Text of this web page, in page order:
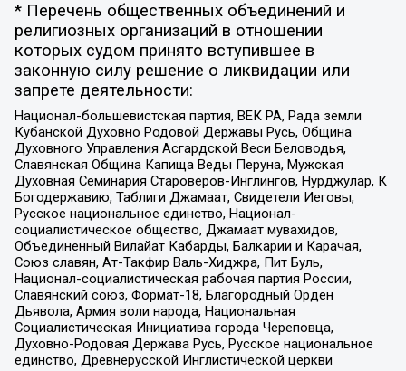
* Перечень общественных объединений и
религиозных организаций в отношении
которых судом принято вступившее в
законную силу решение о ликвидации или
запрете деятельности:
Национал-большевистская партия, ВЕК РА, Рада земли
Кубанской Духовно Родовой Державы Русь, Община
Духовного Управления Асгардской Веси Беловодья,
Славянская Община Капища Веды Перуна, Мужская
Духовная Семинария Староверов-Инглингов, Нурджулар, К
Богодержавию, Таблиги Джамаат, Свидетели Иеговы,
Русское национальное единство, Национал-
социалистическое общество, Джамаат мувахидов,
Объединенный Вилайат Кабарды, Балкарии и Карачая,
Союз славян, Ат-Такфир Валь-Хиджра, Пит Буль,
Национал-социалистическая рабочая партия России,
Славянский союз, Формат-18, Благородный Орден
Дьявола, Армия воли народа, Национальная
Социалистическая Инициатива города Череповца,
Духовно-Родовая Держава Русь, Русское национальное
единство, Древнерусской Инглистической церкви